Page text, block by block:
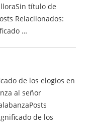
título de
Relaciionados:
…
de los elogios en
al señor
de los